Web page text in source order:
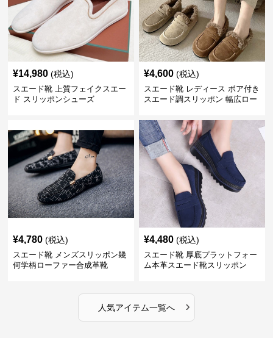
¥14,980 (税込)
スエード靴 上質フェイクスエー
ド スリッポンシューズ
¥4,600 (税込)
スエード靴 レディース ボア付き
スエード調スリッポン 幅広ロー
¥4,780 (税込)
スエード靴 メンズスリッポン幾
何学柄ローファー合成革靴
¥4,480 (税込)
スエード靴 厚底プラットフォー
ム本革スエード靴スリッポン
人気アイテム一覧へ ›